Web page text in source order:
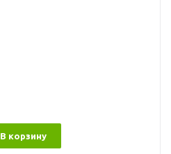
В корзину